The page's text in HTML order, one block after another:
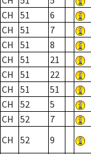
CH
51 6
CH
51 7
CH
51 8
CH
51 21
CH
51 22
CH
51 51
CH
52 5
CH
52 7
CH
52 9